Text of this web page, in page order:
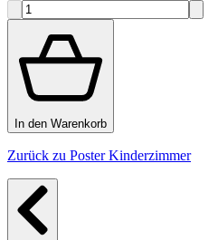
In den Warenkorb
Zurück zu Poster Kinderzimmer